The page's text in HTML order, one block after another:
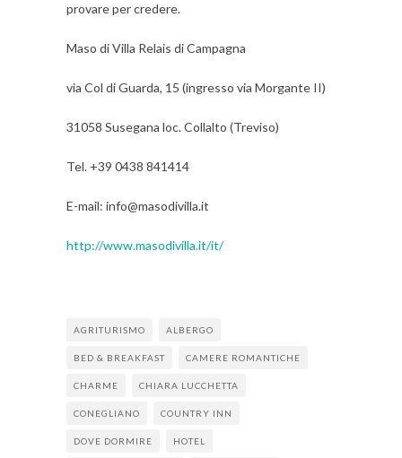
provare per credere.
Maso di Villa Relais di Campagna
via Col di Guarda, 15 (ingresso via Morgante II)
31058 Susegana loc. Collalto (Treviso)
Tel. +39 0438 841414
E-mail: info@masodivilla.it
http://www.masodivilla.it/it/
AGRITURISMO ALBERGO
BED & BREAKFAST CAMERE ROMANTICHE
CHARME CHIARA LUCCHETTA
CONEGLIANO COUNTRY INN
DOVE DORMIRE HOTEL